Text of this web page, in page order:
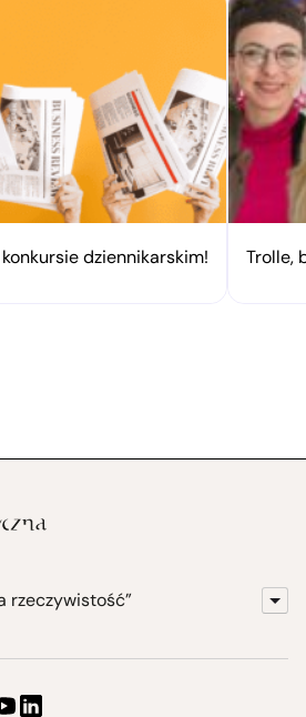
dziennikarskim! Trolle,
rzeczywistość”